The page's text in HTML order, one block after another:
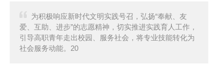
为积极响应新时代文明实践号召，弘扬“奉献、友
爱、互助、进步”的志愿精神，切实推进实践育人工作，
引导高职青年走出校园、服务社会，将专业技能转化为
社会服务动能。20